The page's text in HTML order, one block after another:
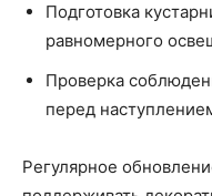
Подготовка
равномерного
Проверка
перед
Регулярное